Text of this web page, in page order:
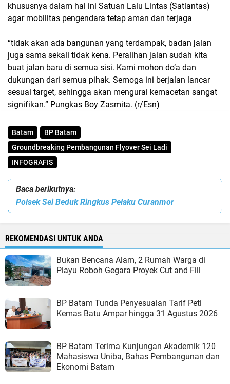
khususnya dalam hal ini Satuan Lalu Lintas (Satlantas)
agar mobilitas pengendara tetap aman dan terjaga
“tidak akan ada bangunan yang terdampak, badan jalan
juga sama sekali tidak kena. Peralihan jalan sudah kita
buat jalan baru di semua sisi. Kami mohon do’a dan
dukungan dari semua pihak. Semoga ini berjalan lancar
sesuai target, sehingga akan mengurai kemacetan sangat
signifikan.” Pungkas Boy Zasmita. (r/Esn)
Batam
BP Batam
Groundbreaking Pembangunan Flyover Sei Ladi
INFOGRAFIS
Baca berikutnya:
Polsek Sei Beduk Ringkus Pelaku Curanmor
REKOMENDASI UNTUK ANDA
Bukan Bencana Alam, 2 Rumah Warga di
Piayu Roboh Gegara Proyek Cut and Fill
BP Batam Tunda Penyesuaian Tarif Peti
Kemas Batu Ampar hingga 31 Agustus 2026
BP Batam Terima Kunjungan Akademik 120
Mahasiswa Uniba, Bahas Pembangunan dan
Ekonomi Batam